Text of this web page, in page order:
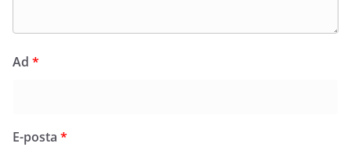
Ad *
E-posta *